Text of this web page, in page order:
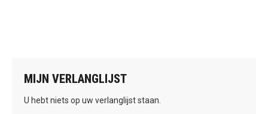
MIJN VERLANGLIJST
U hebt niets op uw verlanglijst staan.